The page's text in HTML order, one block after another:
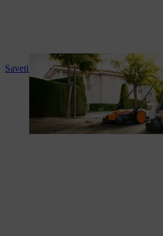
Saveti i upustva za upotrebu